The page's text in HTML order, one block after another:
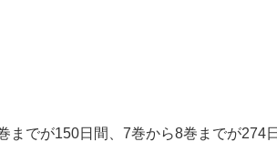
でが150日間、7巻から8巻までが274